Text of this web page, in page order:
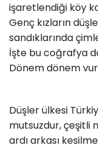
işaretlendiği köy
Genç kızların
sandıklarında
İşte bu coğrafya
Dönem dönem
Düşler ülkesi
mutsuzdur, çeşitli
ardı arkası